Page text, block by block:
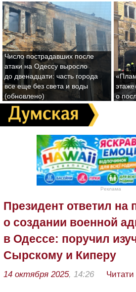
Число пострадавших после
атаки на Одессу выросло
до двенадцати: часть города
все еще без света и воды
(обновлено)
о
Реклама
Президент ответил на
о создании военной
в Одессе: поручил
Сырскому и Киперу
14 октября 2025, 14:26 Читати